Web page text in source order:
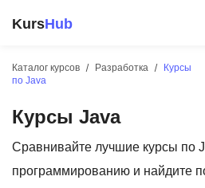
KursHub
Каталог курсов Разработка
Курсы
по Java
Курсы Java
Сравнивайте лучшие курсы по
программированию и найдите